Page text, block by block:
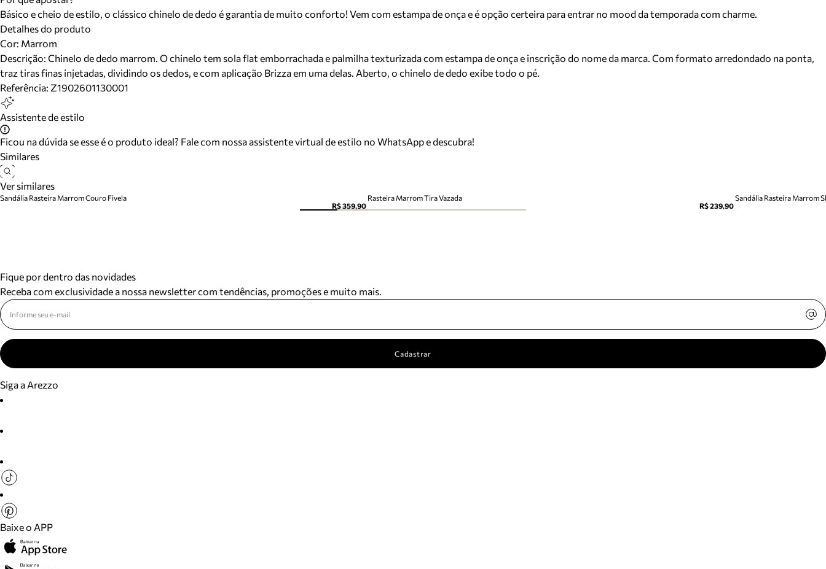
Básico e cheio de estilo, o clássico chinelo de dedo é garantia de muito conforto! Vem com estampa de onça e é opção certeira para entrar no mood da temporada com charme.
Detalhes do produto
Cor: Marrom
Descrição: Chinelo de dedo marrom. O chinelo tem sola flat emborrachada e palmilha texturizada com estampa de onça e inscrição do nome da marca. Com formato arredondado na ponta,
traz tiras finas injetadas, dividindo os dedos, e com aplicação Brizza em uma delas. Aberto, o chinelo de dedo exibe todo o pé.
Referência: Z1902601130001
Assistente de estilo
Ficou na dúvida se esse é o produto ideal? Fale com nossa assistente virtual de estilo no WhatsApp e descubra!
Similares
Ver similares
Sandália Rasteira Marrom Couro Fivela
R$ 359,90
Rasteira Marrom Tira Vazada
R$ 239,90
Sandália Rasteira Marrom
Fique por dentro das novidades
Receba com exclusividade a nossa newsletter com tendências, promoções e muito mais.
Cadastrar
Siga a Arezzo
Baixe o APP